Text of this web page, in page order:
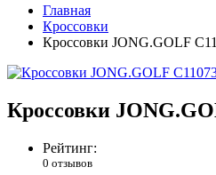
Главная
Кроссовки
Кроссовки JONG.GOLF
Кроссовки
Рейтинг:
0 отзывов